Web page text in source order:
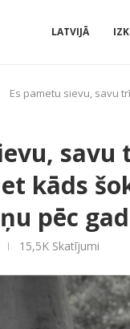
LATVIJĀ
Es pametu sievu, savu
kāds
pēc
15,5K Skatījumi